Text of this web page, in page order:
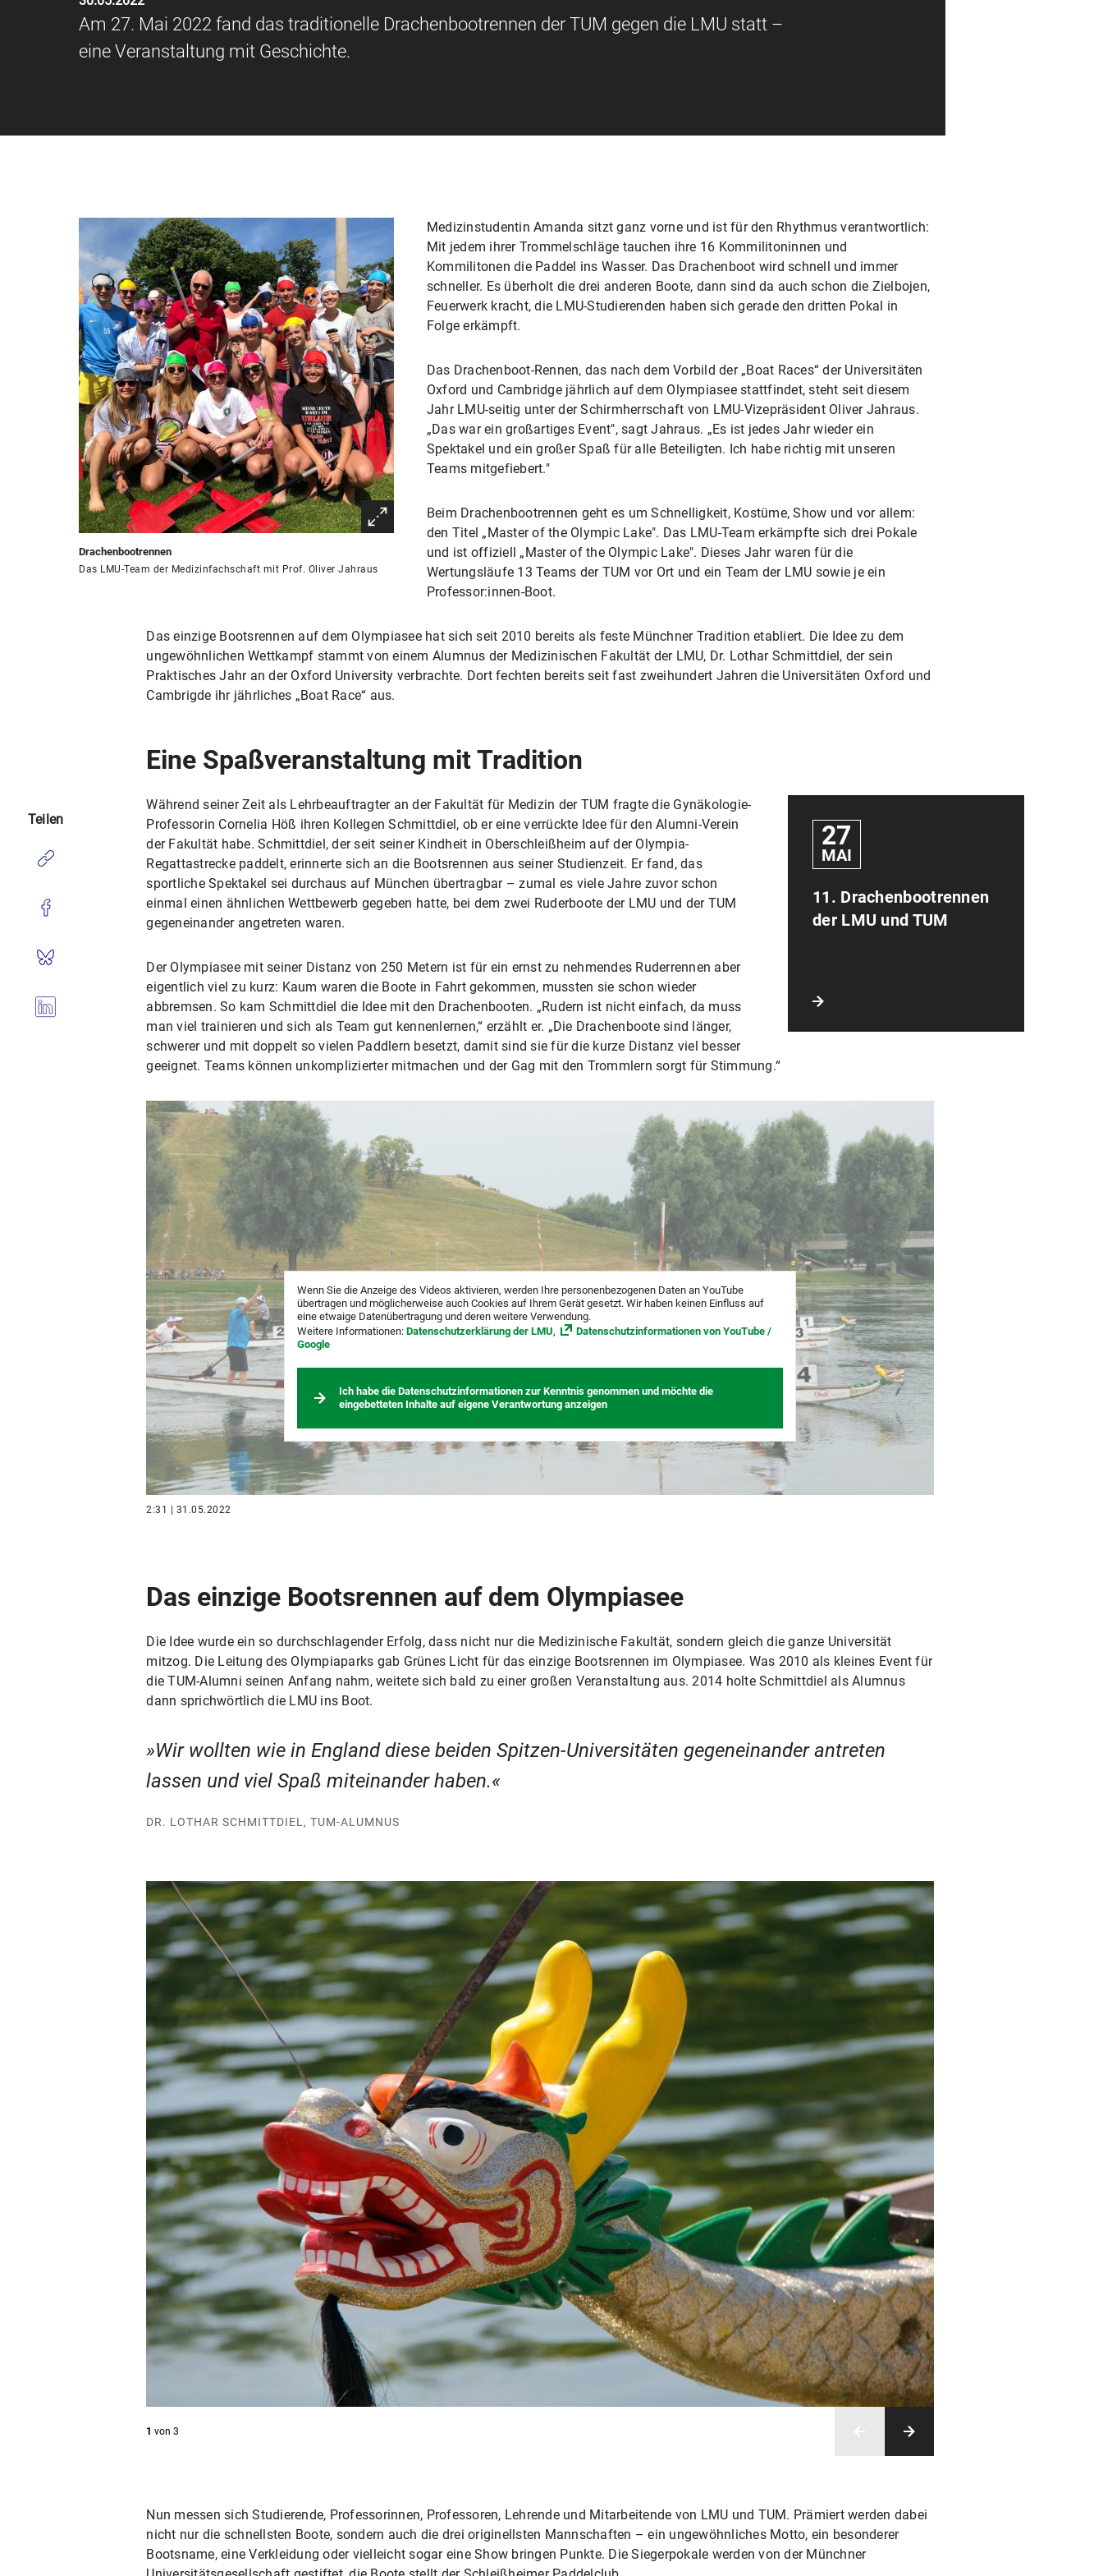
Am 27. Mai 2022 fand das traditionelle Drachenbootrennen der TUM gegen die LMU statt –
eine Veranstaltung mit Geschichte.
Drachenbootrennen
Das LMU-Team der Medizinfachschaft mit Prof. Oliver Jahraus
Medizinstudentin Amanda sitzt ganz vorne und ist für den Rhythmus verantwortlich:
Mit jedem ihrer Trommelschläge tauchen ihre 16 Kommilitoninnen und
Kommilitonen die Paddel ins Wasser. Das Drachenboot wird schnell und immer
schneller. Es überholt die drei anderen Boote, dann sind da auch schon die Zielbojen,
Feuerwerk kracht, die LMU-Studierenden haben sich gerade den dritten Pokal in
Folge erkämpft.
Das Drachenboot-Rennen, das nach dem Vorbild der „Boat Races“ der Universitäten
Oxford und Cambridge jährlich auf dem Olympiasee stattfindet, steht seit diesem
Jahr LMU-seitig unter der Schirmherrschaft von LMU-Vizepräsident Oliver Jahraus.
„Das war ein großartiges Event", sagt Jahraus. „Es ist jedes Jahr wieder ein
Spektakel und ein großer Spaß für alle Beteiligten. Ich habe richtig mit unseren
Teams mitgefiebert."
Beim Drachenbootrennen geht es um Schnelligkeit, Kostüme, Show und vor allem:
den Titel „Master of the Olympic Lake". Das LMU-Team erkämpfte sich drei Pokale
und ist offiziell „Master of the Olympic Lake". Dieses Jahr waren für die
Wertungsläufe 13 Teams der TUM vor Ort und ein Team der LMU sowie je ein
Professor:innen-Boot.
Das einzige Bootsrennen auf dem Olympiasee hat sich seit 2010 bereits als feste Münchner Tradition etabliert. Die Idee zu dem
ungewöhnlichen Wettkampf stammt von einem Alumnus der Medizinischen Fakultät der LMU, Dr. Lothar Schmittdiel, der sein
Praktisches Jahr an der Oxford University verbrachte. Dort fechten bereits seit fast zweihundert Jahren die Universitäten Oxford und
Cambrigde ihr jährliches „Boat Race“ aus.
Eine Spaßveranstaltung mit Tradition
27
MAI
11. Drachenbootrennen
der LMU und TUM
Während seiner Zeit als Lehrbeauftragter an der Fakultät für Medizin der TUM fragte die Gynäkologie-
Professorin Cornelia Höß ihren Kollegen Schmittdiel, ob er eine verrückte Idee für den Alumni-Verein
der Fakultät habe. Schmittdiel, der seit seiner Kindheit in Oberschleißheim auf der Olympia-
Regattastrecke paddelt, erinnerte sich an die Bootsrennen aus seiner Studienzeit. Er fand, das
sportliche Spektakel sei durchaus auf München übertragbar – zumal es viele Jahre zuvor schon
einmal einen ähnlichen Wettbewerb gegeben hatte, bei dem zwei Ruderboote der LMU und der TUM
gegeneinander angetreten waren.
Der Olympiasee mit seiner Distanz von 250 Metern ist für ein ernst zu nehmendes Ruderrennen aber
eigentlich viel zu kurz: Kaum waren die Boote in Fahrt gekommen, mussten sie schon wieder
abbremsen. So kam Schmittdiel die Idee mit den Drachenbooten. „Rudern ist nicht einfach, da muss
man viel trainieren und sich als Team gut kennenlernen,“ erzählt er. „Die Drachenboote sind länger,
schwerer und mit doppelt so vielen Paddlern besetzt, damit sind sie für die kurze Distanz viel besser
geeignet. Teams können unkomplizierter mitmachen und der Gag mit den Trommlern sorgt für Stimmung.“
Wenn Sie die Anzeige des Videos aktivieren, werden Ihre personenbezogenen Daten an YouTube
übertragen und möglicherweise auch Cookies auf Ihrem Gerät gesetzt. Wir haben keinen Einfluss auf
eine etwaige Datenübertragung und deren weitere Verwendung.
Weitere Informationen:Datenschutzerklärung der LMU,
Datenschutzinformationen von YouTube /
Google
Ich habe die Datenschutzinformationen zur Kenntnis genommen und möchte die
eingebetteten Inhalte auf eigene Verantwortung anzeigen
2:31 | 31.05.2022
Das einzige Bootsrennen auf dem Olympiasee
Die Idee wurde ein so durchschlagender Erfolg, dass nicht nur die Medizinische Fakultät, sondern gleich die ganze Universität
mitzog. Die Leitung des Olympiaparks gab Grünes Licht für das einzige Bootsrennen im Olympiasee. Was 2010 als kleines Event für
die TUM-Alumni seinen Anfang nahm, weitete sich bald zu einer großen Veranstaltung aus. 2014 holte Schmittdiel als Alumnus
dann sprichwörtlich die LMU ins Boot.
Wir wollten wie in England diese beiden Spitzen-Universitäten gegeneinander antreten
lassen und viel Spaß miteinander haben.
DR. LOTHAR SCHMITTDIEL, TUM-ALUMNUS
1 von 3
Nun messen sich Studierende, Professorinnen, Professoren, Lehrende und Mitarbeitende von LMU und TUM. Prämiert werden dabei
nicht nur die schnellsten Boote, sondern auch die drei originellsten Mannschaften – ein ungewöhnliches Motto, ein besonderer
Bootsname, eine Verkleidung oder vielleicht sogar eine Show bringen Punkte. Die Siegerpokale werden von der Münchner
Teilen